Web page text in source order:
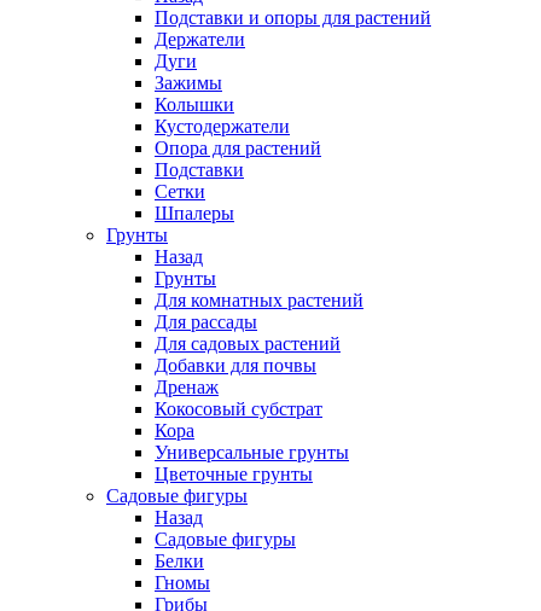
Подставки и опоры для растений
Держатели
Дуги
Зажимы
Колышки
Кустодержатели
Опора для растений
Подставки
Сетки
Шпалеры
Грунты
Назад
Грунты
Для комнатных растений
Для рассады
Для садовых растений
Добавки для почвы
Дренаж
Кокосовый субстрат
Кора
Универсальные грунты
Цветочные грунты
Садовые фигуры
Назад
Садовые фигуры
Белки
Гномы
Грибы